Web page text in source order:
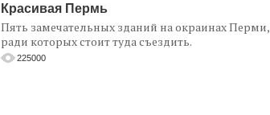
Красивая Пермь
Пять замечательных зданий на окраинах Перми,
ради которых стоит туда съездить.
225000